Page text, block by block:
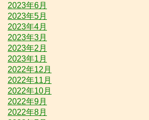
2023年6月
2023年5月
2023年4月
2023年3月
2023年2月
2023年1月
2022年12月
2022年11月
2022年10月
2022年9月
2022年8月